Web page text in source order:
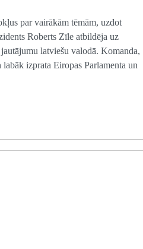
par vairākām tēmām, uzdot
Roberts Zīle atbildēja uz
latviešu valodā. Komanda,
izprata Eiropas Parlamenta un